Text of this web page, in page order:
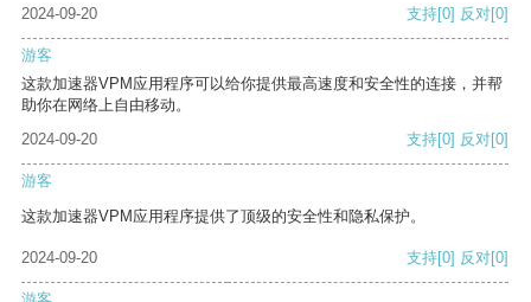
2024-09-20 支持[0] 反对[0]
游客
这款加速器VPM应用程序可以给你提供最高速度和安全性的连接，并帮
助你在网络上自由移动。
2024-09-20
支持[0] 反对[0]
游客
这款加速器VPM应用程序提供了顶级的安全性和隐私保护。
2024-09-20 支持[0] 反对[0]